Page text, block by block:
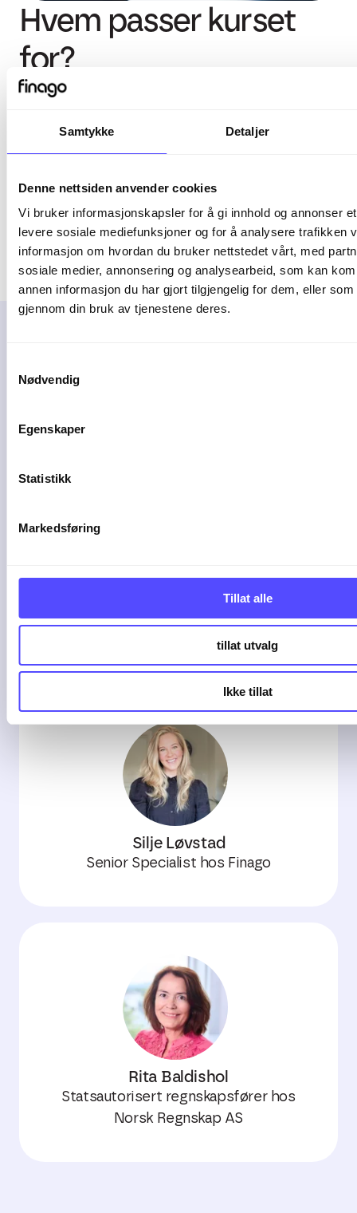
Samtykke Detaljer
Denne nettsiden anvender cookies
Vi bruker informasjonskapsler for å gi innhold og annonser
levere sosiale mediefunksjoner og for å analysere trafikken
informasjon om hvordan du bruker nettstedet vårt, med
sosiale medier, annonsering og analysearbeid, som kan
annen informasjon du har gjort tilgjengelig for dem, eller
gjennom din bruk av tjenestene deres.
Nødvendig
Egenskaper
Statistikk
Markedsføring
Tillat alle
tillat utvalg
Ikke tillat
Hvem passer kurset
for?
lære mer om Finago Payday og ønsker å
effektivisere din lønnsprosess.
Kurset er egnet for nye brukere, men passer
også for mer erfarne som trenger en
oppfriskning.
Odin Isaksen
Senior Consultant hos Finago
Silje Løvstad
Senior Specialist hos Finago
Rita Baldishol
Statsautorisert regnskapsfører hos
Norsk Regnskap AS